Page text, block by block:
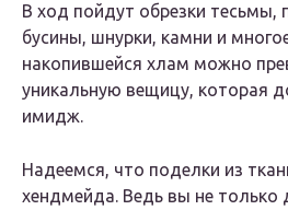
В ход пойдут обрезки тесьмы,
бусины, шнурки, камни и
накопившейся хлам можно
уникальную вещицу, которая
имидж.
Надеемся, что поделки из
хендмейда. Ведь вы не только